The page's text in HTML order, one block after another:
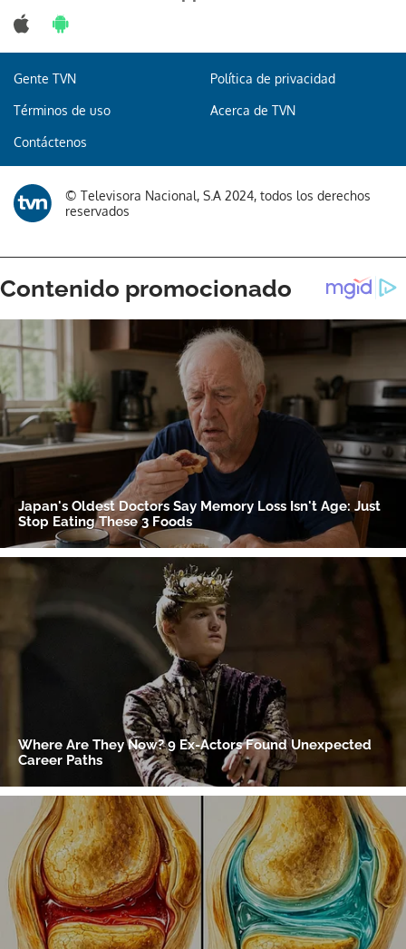
Gracias por suscribirte a nuestro boletín.
ACEPTAR
Gente TVN Política de privacidad
Términos de uso Acerca de TVN
Contáctenos
© Televisora Nacional, S.A 2024, todos los derechos
reservados